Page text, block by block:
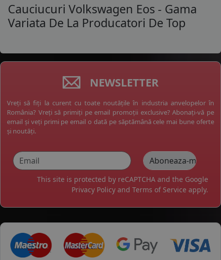
Cauciucuri Volkswagen Eos - Gama
Variata De La Producatori De Top
NEWSLETTER
Vreți să fiți la curent cu toate noutățile în industria anvelopelor în
România? Vreți să primiți pe email promoții exclusive? Abonați-vă pe
email și veți primi pe email o dată pe săptămână cele mai bune oferte
și noutăți.
This site is protected by reCAPTCHA and the Google
Privacy Policy and Terms of Service apply.